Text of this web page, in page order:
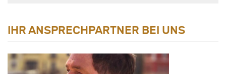
IHR ANSPRECHPARTNER BEI UNS